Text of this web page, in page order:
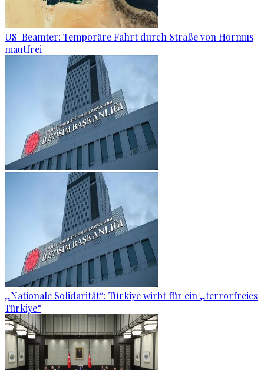
US-Beamter: Temporäre Fahrt durch Straße von Hormus
mautfrei
„Nationale Solidarität“: Türkiye wirbt für ein „terrorfreies
Türkiye“